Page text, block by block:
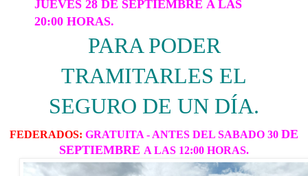
JUEVES 28 DE SEPTIEMBRE A LAS
20:00 HORAS.
PARA PODER
TRAMITARLES EL
SEGURO DE UN DÍA.
FEDERADOS: GRATUITA - ANTES DEL SABADO 30 DE
SEPTIEMBRE A LAS 12:00 HORAS.